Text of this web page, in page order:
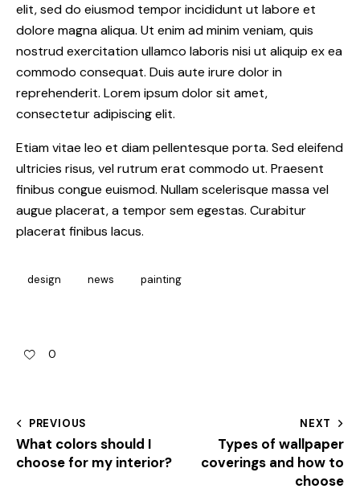
elit, sed do eiusmod tempor incididunt ut labore et
dolore magna aliqua. Ut enim ad minim veniam, quis
nostrud exercitation ullamco laboris nisi ut aliquip ex ea
commodo consequat. Duis aute irure dolor in
reprehenderit. Lorem ipsum dolor sit amet,
consectetur adipiscing elit.
Etiam vitae leo et diam pellentesque porta. Sed eleifend
ultricies risus, vel rutrum erat commodo ut. Praesent
finibus congue euismod. Nullam scelerisque massa vel
augue placerat, a tempor sem egestas. Curabitur
placerat finibus lacus.
design news painting
0
PREVIOUS
What colors should I
choose for my interior?
NEXT
Types of wallpaper
coverings and how to
choose